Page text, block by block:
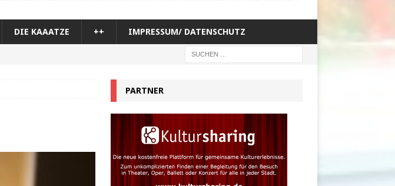
DIE KAAATZE ++ IMPRESSUM/ DATENSCHUTZ
PARTNER